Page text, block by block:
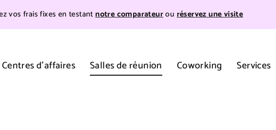
vos frais fixes en testantnotre comparateurouréservez une visite
Centres d'affaires Salles de réunion Coworking Services